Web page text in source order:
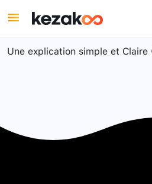
Une explication simple et Claire